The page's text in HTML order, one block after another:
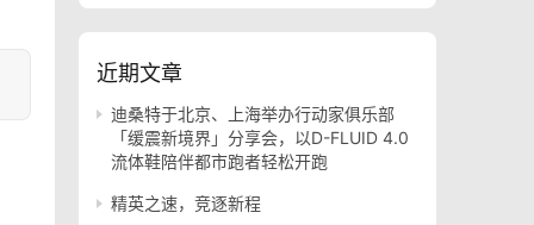
近期文章
迪桑特于北京、上海举办行动家俱乐部
「缓震新境界」分享会，以D-FLUID 4.0
流体鞋陪伴都市跑者轻松开跑
精英之速，竞逐新程